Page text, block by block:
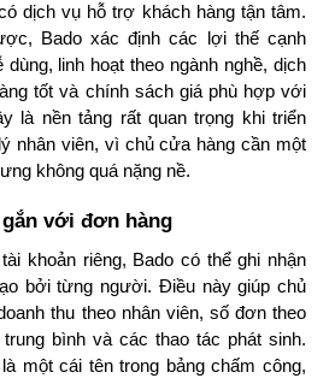
dịch vụ hỗ trợ khách hàng tận tâm.
Bado xác định các lợi thế cạnh
linh hoạt theo ngành nghề, dịch
tốt và chính sách giá phù hợp với
là nền tảng rất quan trọng khi triển
nhân viên, vì chủ cửa hàng cần một
không quá nặng nề.
với đơn hàng
khoản riêng, Bado có thể ghi nhận
bởi từng người. Điều này giúp chủ
thu theo nhân viên, số đơn theo
bình và các thao tác phát sinh.
một cái tên trong bảng chấm công,